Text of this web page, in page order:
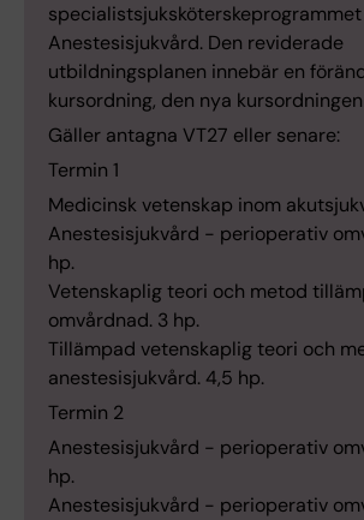
specialistsjuksköterskeprogrammet
Anestesisjukvård. Den reviderade
utbildningsplanen innebär en
kursordning, den nya
Gäller antagna VT27 eller senare:
Termin 1
Medicinsk vetenskap inom
Anestesisjukvård - perioperativ
hp.
Vetenskaplig teori och metod
omvårdnad. 3 hp.
Tillämpad vetenskaplig teori och
anestesisjukvård. 4,5 hp.
Termin 2
Anestesisjukvård - perioperativ
hp.
Anestesisjukvård - perioperativ